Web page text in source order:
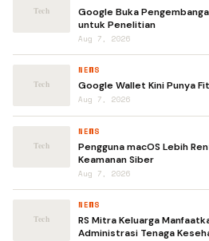
Google Buka
untuk Penelitian
Aug 7, 2026
NEWS
Google Wallet Kini Punya
Aug 7, 2026
NEWS
Pengguna macOS Lebih
Keamanan Siber
Aug 7, 2026
NEWS
RS Mitra Keluarga
Administrasi Tenaga